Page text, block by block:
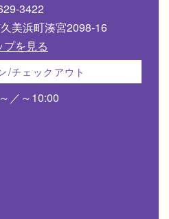
3422
美浜町湊宮2098-16
プを見る
/チェックアウト
／～10:00